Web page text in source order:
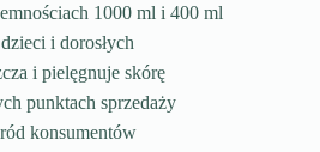
1000 ml i 400 ml
i dorosłych
i pielęgnuje skórę
punktach sprzedaży
konsumentów